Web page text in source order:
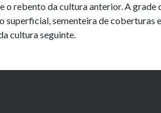
o rebento da cultura anterior. A
sementeira de coberturas
cultura seguinte.